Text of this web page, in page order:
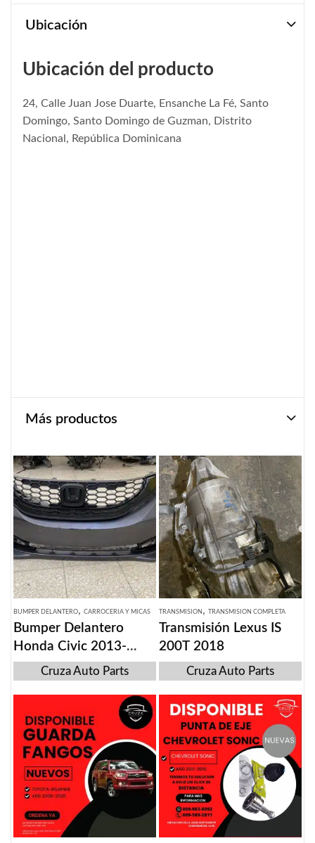
Ubicación
Ubicación del producto
24, Calle Juan Jose Duarte, Ensanche La Fé, Santo
Domingo, Santo Domingo de Guzman, Distrito
Nacional, República Dominicana
Más productos
BUMPER DELANTERO, CARROCERIA Y MICAS
Bumper Delantero
Honda Civic 2013-
2015Cruza Auto Parts
TRANSMISION , TRANSMISION COMPLETA
Transmisión Lexus IS
200T 2018
Cruza Auto Parts